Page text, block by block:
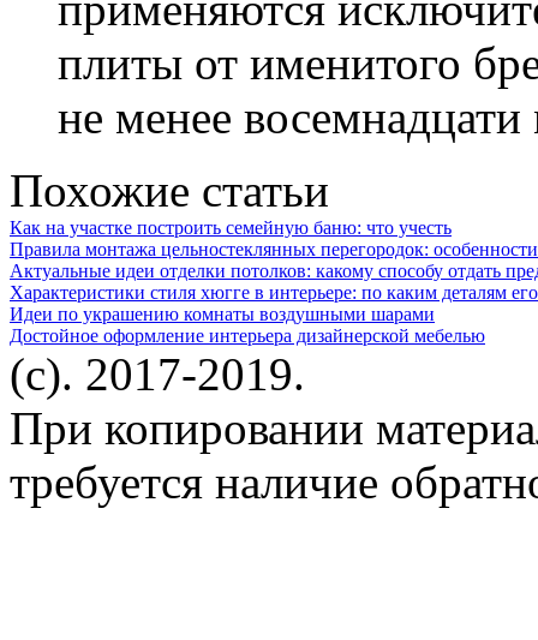
плиты от именитого
не менее
Похожие статьи
Как на участке построить семейную баню: что учесть
Правила монтажа цельностеклянных перегородок: особенности
Актуальные идеи отделки потолков: какому способу отдать
Характеристики стиля хюгге в интерьере: по каким деталям
Идеи по украшению комнаты воздушными шарами
Достойное оформление интерьера дизайнерской мебелью
(c). 2017-2019.
При копировании
требуется наличие